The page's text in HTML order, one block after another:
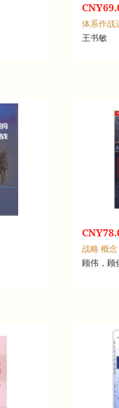
体系作战
王书敏
顾伟，顾